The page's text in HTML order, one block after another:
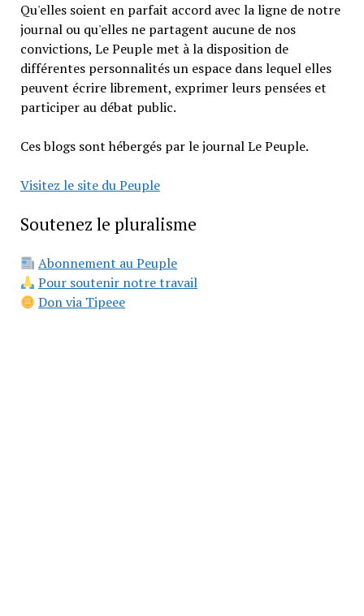
Qu'elles soient en parfait accord avec la ligne de notre
journal ou qu'elles ne partagent aucune de nos
convictions, Le Peuple met à la disposition de
différentes personnalités un espace dans lequel elles
peuvent écrire librement, exprimer leurs pensées et
participer au débat public.
Ces blogs sont hébergés par le journal Le Peuple.
Visitez le site du Peuple
Soutenez le pluralisme
Abonnement au Peuple
Pour soutenir notre travail
Don via Tipeee